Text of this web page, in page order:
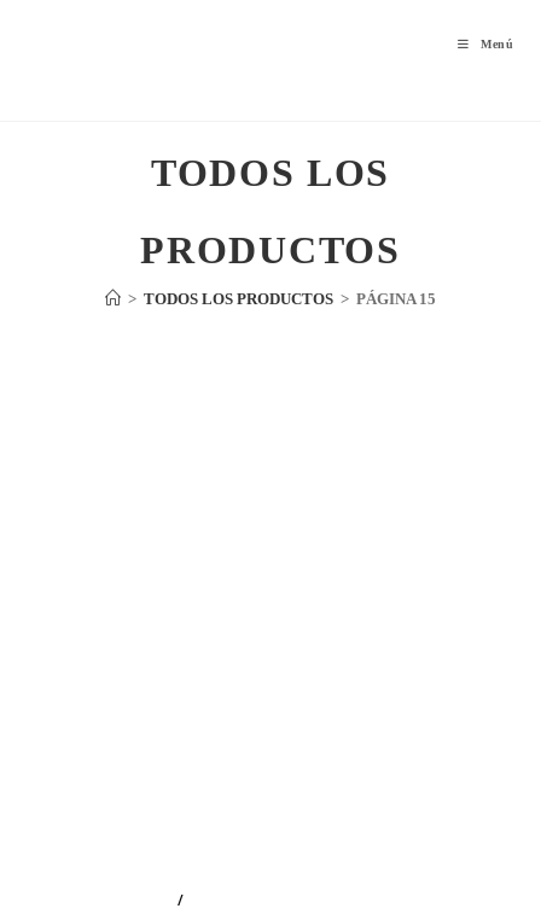
Menú
TODOS LOS
PRODUCTOS
> TODOS LOS PRODUCTOS > PÁGINA 15
/